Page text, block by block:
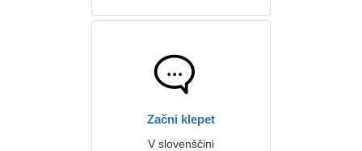
Začni klepet
V slovenščini